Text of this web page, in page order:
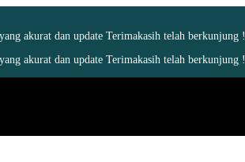
akurat dan update Terimakasih telah berkunjung !
akurat dan update Terimakasih telah berkunjung !